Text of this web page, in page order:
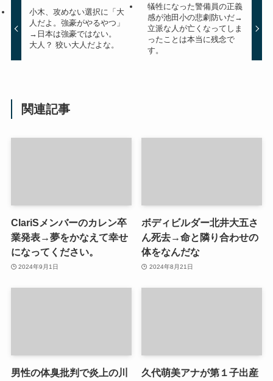
小木、攻めない選択に「大
人だよ。強豪がやるやつ」
→日本は強豪ではない。
大人？ 狡い大人だよな。
犠牲になった警備員の正義
感が池田小の悲劇防いだ→
立派な人が亡くなってしま
ったことは本当に残念で
す。
関連記事
ClariSメンバーのカレン卒
業発表→夢をかなえて幸せ
になってください。
2024年9月1日
ボディビルダー北井大五さ
ん死去→命と隣り合わせの
体をなんだな
2024年8月21日
男性の体臭批判で炎上の川
久代萌美アナが第１子出産